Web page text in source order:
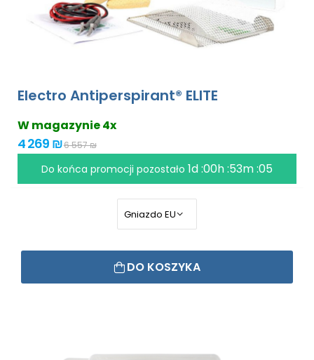
Electro Antiperspirant® ELITE
W magazynie 4x
4 269 ₪6 557 ₪
Do końca promocji pozostało 1d :00h :53m :04
DO KOSZYKA